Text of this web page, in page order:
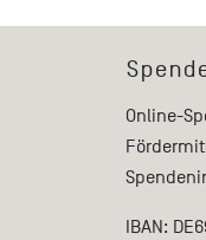
Online-
IBAN: